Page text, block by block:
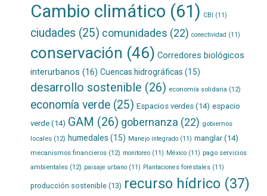
Cambio climático (61) CBI (11)
ciudades (25) comunidades (22) conectividad (11)
conservación (46) Corredores biológicos
interurbanos (16) Cuencas hidrográficas (15)
desarrollo sostenible (26) economía solidaria (12)
economía verde(25) Espacios verdes(14) espacio
verde(14) GAM (26) gobernanza (22) gobiernos
locales(12) humedales (15) Manejo integrado(11) manglar(14)
mecanismos financieros(12) monitoreo(11) México(11) pago servicios
ambientales(12) paisaje urbano(11) Plantaciones forestales(11)
producción sostenible(13) recurso hídrico(37)